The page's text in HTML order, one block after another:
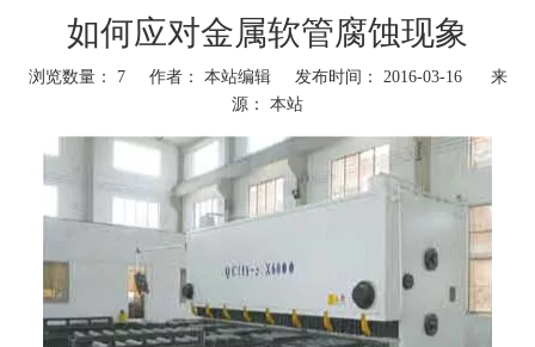
如何应对金属软管腐蚀现象
浏览数量： 7作者： 本站编辑 发布时间： 2016-03-16 来
源： 本站
["wechat","weibo","qzone","douban","email"]